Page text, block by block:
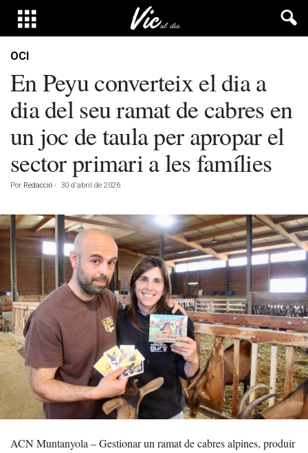
OCI
En Peyu converteix el dia a
dia del seu ramat de cabres en
un joc de taula per apropar el
sector primari a les famílies
Por Redacció - 30 d'abril de 2026
ACN Muntanyola – Gestionar un ramat de cabres alpines, produir